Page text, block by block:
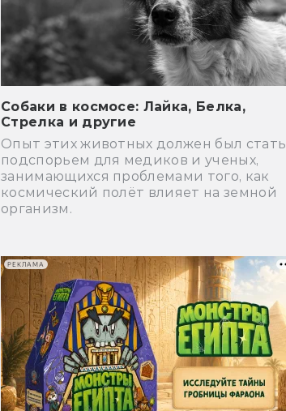
Cобаки в космосе: Лайка, Белка,
Стрелка и другие
Опыт этих животных должен был стать
подспорьем для медиков и ученых,
занимающихся проблемами того, как
космический полёт влияет на земной
организм.
РЕКЛАМА